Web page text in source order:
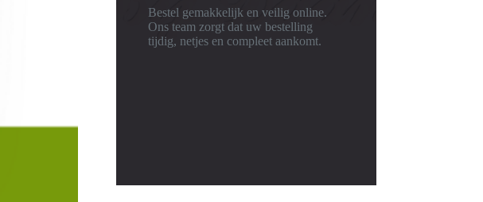
Bestel gemakkelijk en veilig online.
Ons team zorgt dat uw bestelling
tijdig, netjes en compleet aankomt.